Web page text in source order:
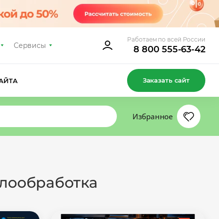
Сервисы
Работаем по всей России
8 800 555-63-42
Заказать сайт
Избранное